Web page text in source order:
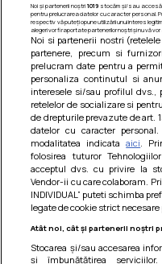
Barcute din
Un deliciu usor de
Noi și partenerii noștri 1019stocăm și/sau
pentru prelucrarea datelor cu caracter personal.
respectiv vă puteți opune utilizării unui interes
alegeri vor fi raportate partenerilor noștri și nu vă
Noi si partenerii nostri
partenere, precum si
prelucram date pentru a
personaliza continutul si
interesele si/sau profilul
retelelor de socializare si
de drepturile prevazute de art.
datelor cu caracter
modalitatea indicataaici .
folosirea tuturor
acceptul dvs. cu privire la
Vendor-ii cu care colaboram.
INDIVIDUAL” puteti schimba
legate de cookie strict
Atât noi, cât și partenerii noștri
Stocarea și/sau accesarea
și îmbunătățirea serviciilor.